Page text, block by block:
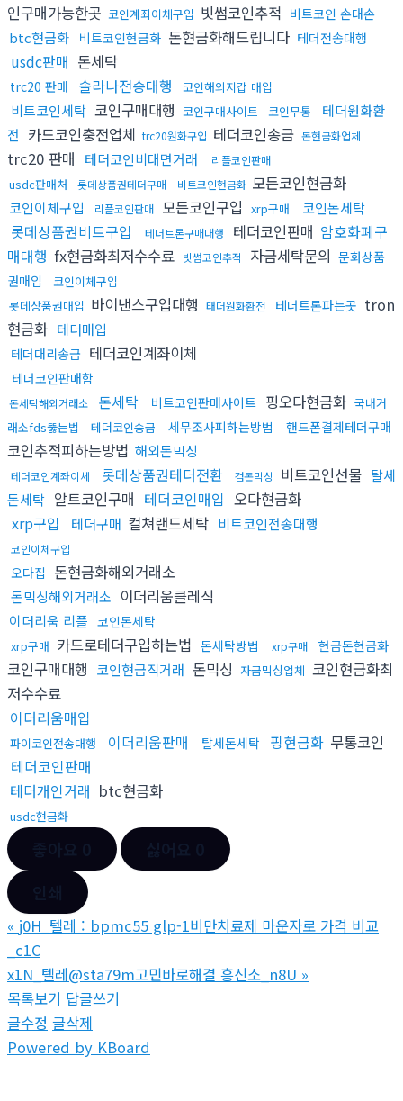
인구매가능한곳 코인계좌이체구입 빗썸코인추적 비트코인 손대손
btc현금화 비트코인현금화 돈현금화해드립니다 테더전송대행
usdc판매 돈세탁
trc20 판매 솔라나전송대행 코인해외지갑 매입
비트코인세탁 코인구매대행 코인구매사이트 코인무통
테더원화환
전 카드코인충전업체 trc20원화구입 테더코인송금 돈현금화업체
trc20 판매 테더코인비대면거래 리플코인판매
usdc판매처 롯데상품권테더구매 비트코인현금화 모든코인현금화
코인이체구입 리플코인판매 모든코인구입 xrp구매 코인돈세탁
롯데상품권비트구입 테더트론구매대행 테더코인판매 암호화폐구
매대행 fx현금화최저수수료 빗썸코인추적 자금세탁문의 문화상품
권매입
코인이체구입
롯데상품권매입 바이낸스구입대행 태더원화환전 테더트론파는곳 tron
현금화 테더매입
테더대리송금 테더코인계좌이체
테더코인판매함
돈세탁해외거래소 돈세탁 비트코인판매사이트 핑오다현금화 국내거
래소fds뚫는법
테더코인송금 세무조사피하는방법 핸드폰결제테더구매
코인추적피하는방법 해외돈믹싱
테더코인계좌이체 롯데상품권테더전환 검돈믹싱 비트코인선물 탈세
돈세탁 알트코인구매 테더코인매입 오다현금화
xrp구입
테더구매 컬쳐랜드세탁 비트코인전송대행
코인이체구입
오다집 돈현금화해외거래소
돈믹싱해외거래소 이더리움클레식
이더리움 리플 코인돈세탁
xrp구매 카드로테더구입하는법 돈세탁방법 xrp구매 현금돈현금화
코인구매대행 코인현금직거래 돈믹싱 자금믹싱업체 코인현금화최
저수수료
이더리움매입
파이코인전송대행 이더리움판매 탈세돈세탁 핑현금화 무통코인
테더코인판매
테더개인거래 btc현금화
usdc현금화
« j0H_텔레 : bpmc55 glp-1비만치료제 마운자로 가격 비교
_c1C
x1N_텔레@sta79m고민바로해결 흥신소_n8U »
목록보기 답글쓰기
글수정 글삭제
Powered by KBoard